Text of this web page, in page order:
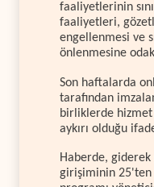
faaliyetlerinin
faaliyetleri,
engellenmesi ve
önlenmesine
Son haftalarda
tarafından
birliklerde
aykırı olduğu
Haberde,
girişiminin 25'ten